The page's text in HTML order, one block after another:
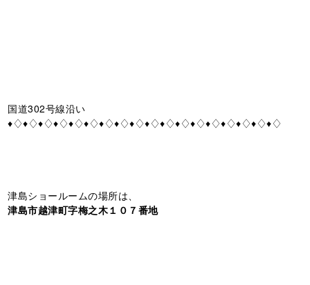
国道302号線沿い
♦♢♦♢♦♢♦♢♦♢♦♢♦♢♦♢♦♢♦♢♦♢♦♢♦♢♦♢♦♢♦♢♦♢♦♢
津島ショールームの場所は、
津島市越津町字梅之木１０７番地